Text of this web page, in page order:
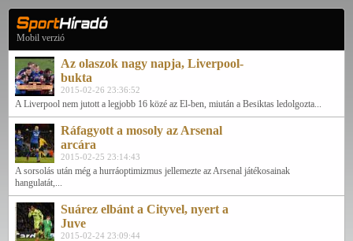
Mobil verzió
Az olaszok nagy napja, Liverpool-
bukta
2015-02-26 23:36:52
A Liverpool nem jutott a legjobb 16 közé az El-ben, miután a Besiktas ledolgozta...
Ráfagyott a mosoly az Arsenal
arcára
2015-02-25 23:14:43
A sorsolás után még a hurráoptimizmus jellemezte az Arsenal játékosainak
hangulatát,...
Suárez elbánt a Cityvel, nyert a
Juve
2015-02-24 23:09:44